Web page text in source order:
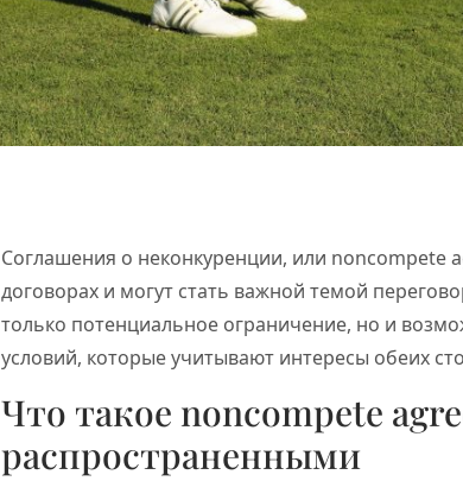
Соглашения о неконкуренции, или noncompete
договорах и могут стать важной темой
только потенциальное ограничение, но и
условий, которые учитывают интересы обеих
Что такое noncompete
распространенными